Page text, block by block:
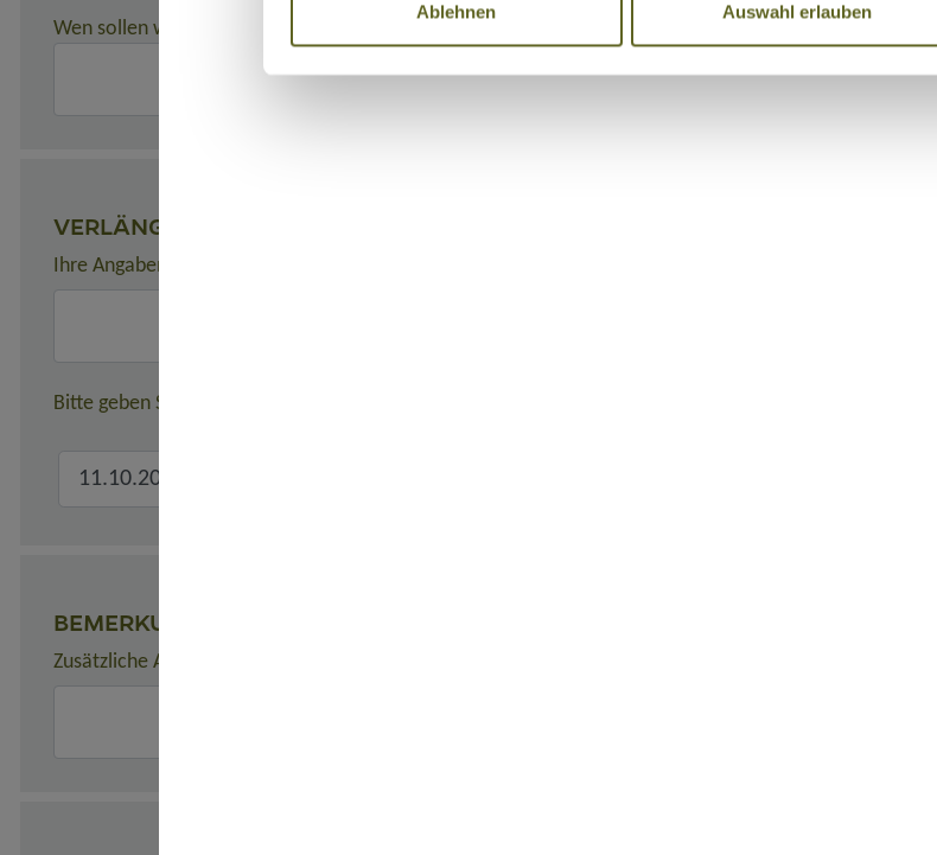
Ablehnen Auswahl erlauben
Wen sollen wir in einem Notfall benachrichtigen?
VERLÄNGERUNGEN
Ihre Angaben zu gewünschten Verlängerungsprogrammen, Badeaufenthalte etc. vor und nach der Reise.
Bitte geben Sie hier den verbindlichen Gesamtreisezeitraum ein, inklusive Verlängerung(en).
BEMERKUNGEN
Zusätzliche Angaben zur Buchung, z. B. zu Unterkünften